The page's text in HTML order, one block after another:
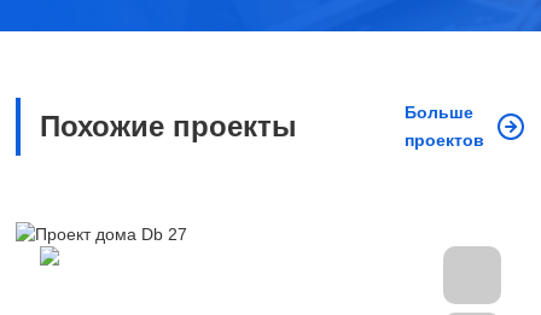
Похожие проекты
Больше
проектов